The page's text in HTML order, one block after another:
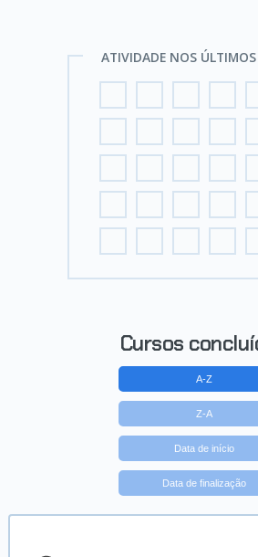
ATIVIDADE NOS
Cursos
A-Z
Z-A
Data de início
Data de finalização